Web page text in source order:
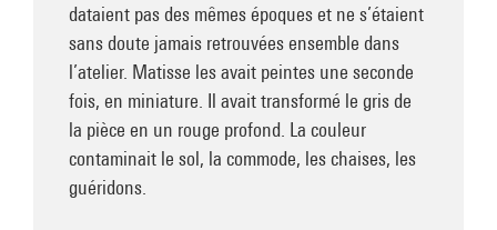
dataient pas des mêmes époques et ne s’étaient
sans doute jamais retrouvées ensemble dans
l’atelier. Matisse les avait peintes une seconde
fois, en miniature. Il avait transformé le gris de
la pièce en un rouge profond. La couleur
contaminait le sol, la commode, les chaises, les
guéridons.